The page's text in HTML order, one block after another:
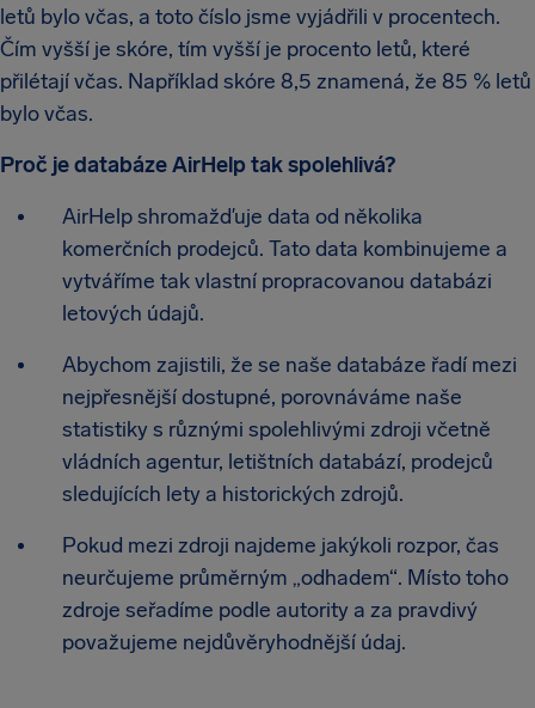
letů bylo včas, a toto číslo jsme vyjádřili v procentech.
Čím vyšší je skóre, tím vyšší je procento letů, které
přilétají včas. Například skóre 8,5 znamená, že 85 % letů
bylo včas.
Proč je databáze AirHelp tak spolehlivá?
AirHelp shromažďuje data od několika
komerčních prodejců. Tato data kombinujeme a
vytváříme tak vlastní propracovanou databázi
letových údajů.
Abychom zajistili, že se naše databáze řadí mezi
nejpřesnější dostupné, porovnáváme naše
statistiky s různými spolehlivými zdroji včetně
vládních agentur, letištních databází, prodejců
sledujících lety a historických zdrojů.
Pokud mezi zdroji najdeme jakýkoli rozpor, čas
neurčujeme průměrným „odhadem“. Místo toho
zdroje seřadíme podle autority a za pravdivý
považujeme nejdůvěryhodnější údaj.